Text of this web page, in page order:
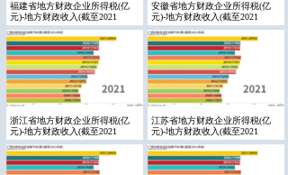
福建省地方财政企业所得税(亿
元)-地方财政收入(截至2021
安徽省地方财政企业所得税(亿
元)-地方财政收入(截至2021
浙江省地方财政企业所得税(亿
元)-地方财政收入(截至2021
江苏省地方财政企业所得税(亿
元)-地方财政收入(截至2021